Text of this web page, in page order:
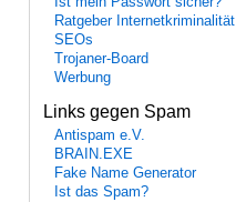
Ratgeber Internetkriminalität
SEOs
Trojaner-Board
Werbung
Links gegen Spam
Antispam e.V.
BRAIN.EXE
Fake Name Generator
Ist das Spam?